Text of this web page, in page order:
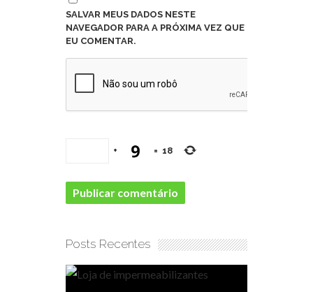
SALVAR MEUS DADOS NESTE
NAVEGADOR PARA A PRÓXIMA VEZ QUE
EU COMENTAR.
+ = 18
Posts Recentes